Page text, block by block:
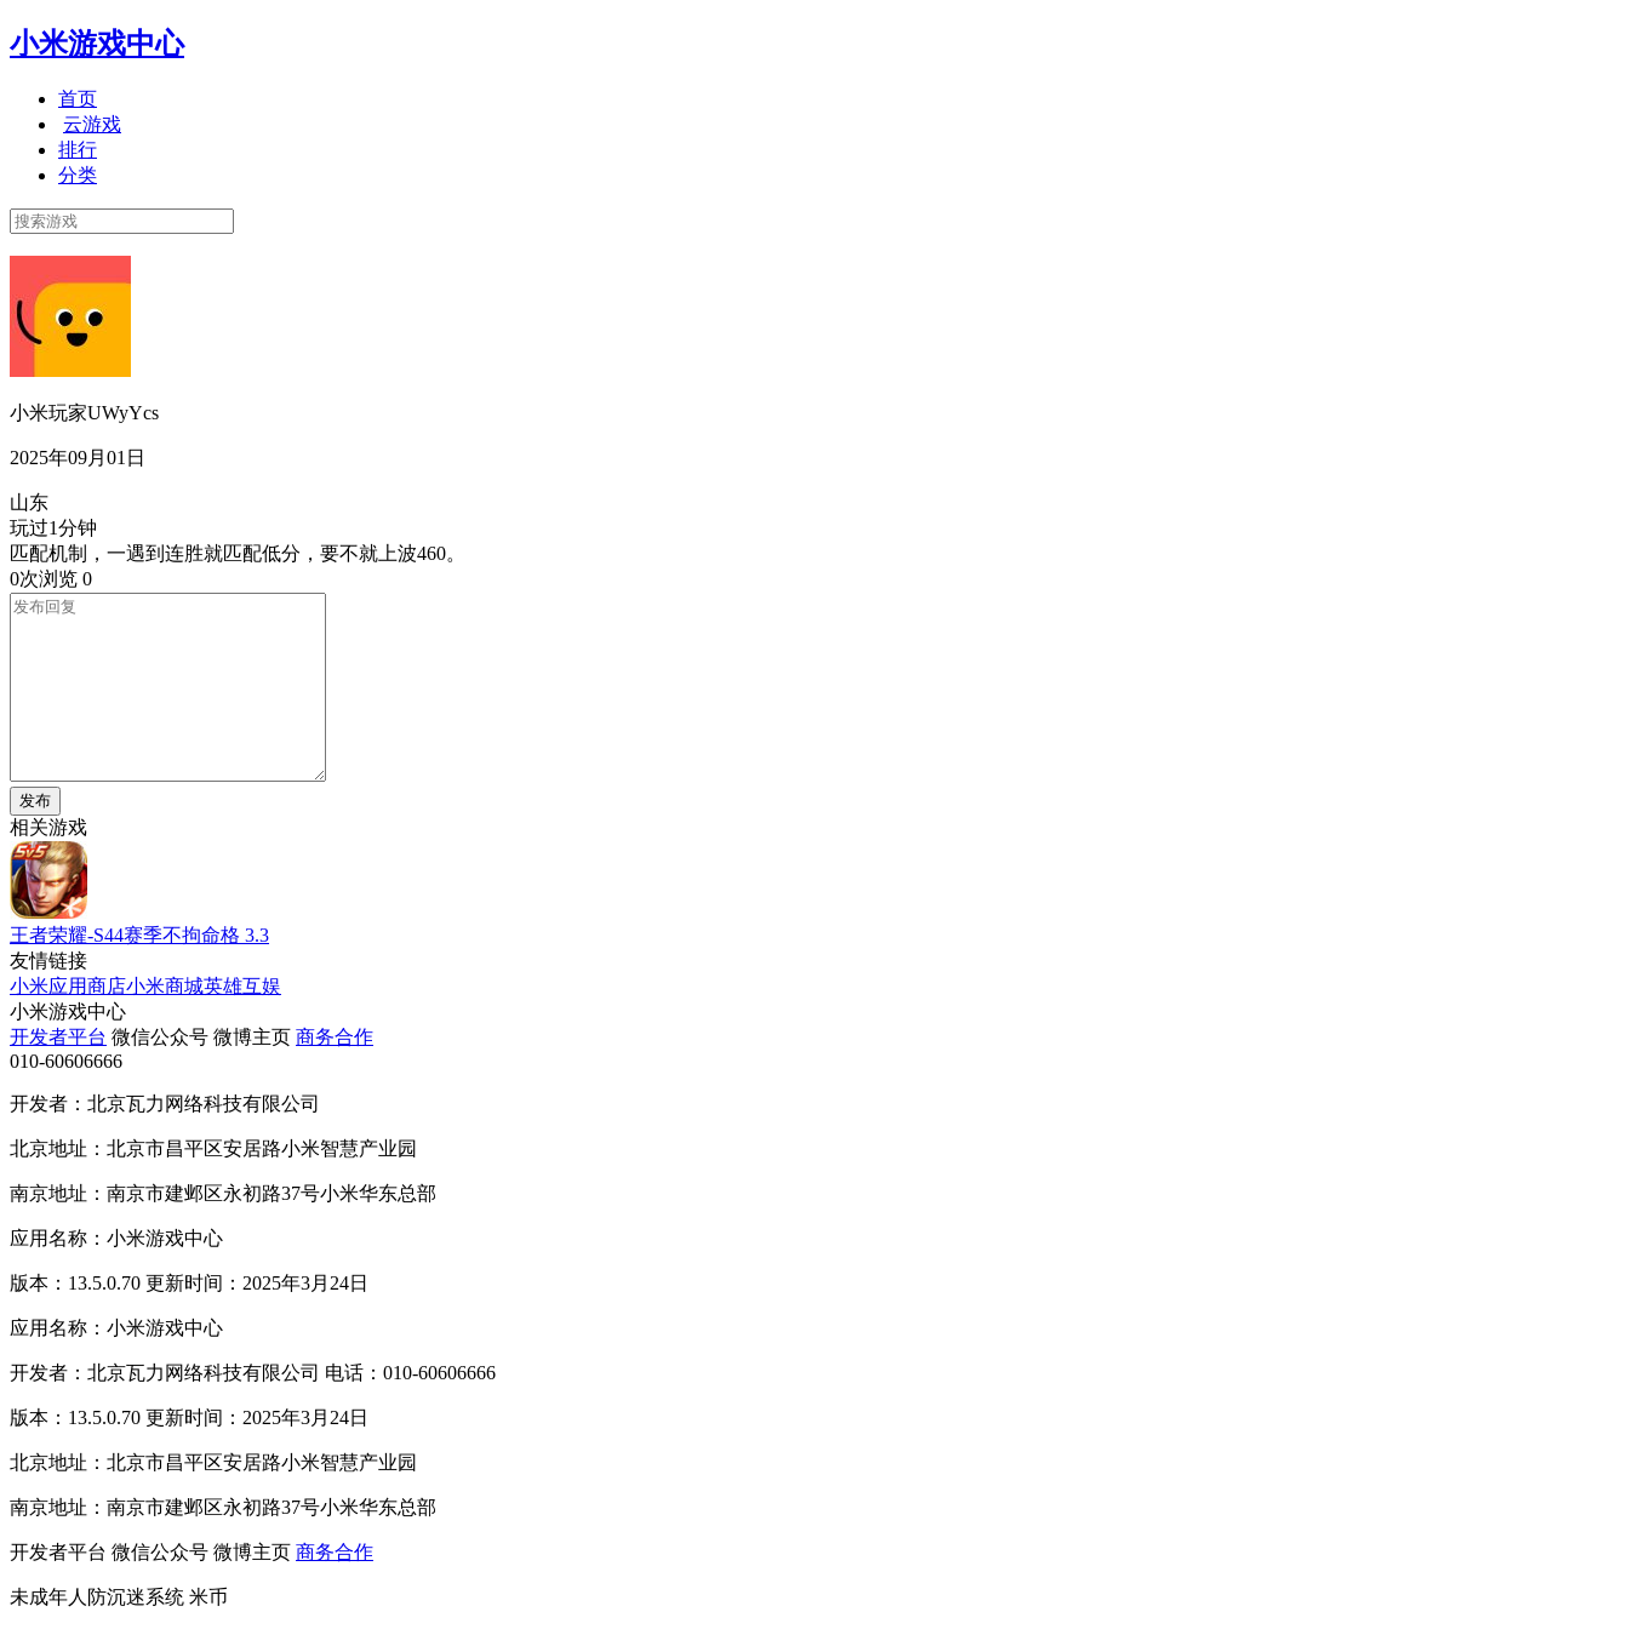
小米游戏中心
首页
云游戏
排行
分类
小米玩家UWyYcs
2025年09月01日
山东
玩过1分钟
匹配机制，一遇到连胜就匹配低分，要不就上波460。
0次浏览 0
发布
相关游戏
王者荣耀-S44赛季不拘命格 3.3
友情链接
小米应用商店小米商城英雄互娱
小米游戏中心
开发者平台 微信公众号 微博主页 商务合作
010-60606666
开发者：北京瓦力网络科技有限公司
北京地址：北京市昌平区安居路小米智慧产业园
南京地址：南京市建邺区永初路37号小米华东总部
应用名称：小米游戏中心
版本：13.5.0.70 更新时间：2025年3月24日
应用名称：小米游戏中心
开发者：北京瓦力网络科技有限公司 电话：010-60606666
版本：13.5.0.70 更新时间：2025年3月24日
北京地址：北京市昌平区安居路小米智慧产业园
南京地址：南京市建邺区永初路37号小米华东总部
开发者平台 微信公众号 微博主页 商务合作
未成年人防沉迷系统 米币